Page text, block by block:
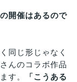
開催はあるので
同じ形じゃなく
んのコラボ作品
す。
「こうある